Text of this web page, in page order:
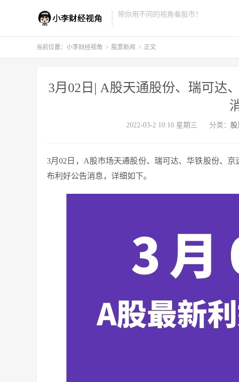
带你用不同的视角看股市！
当前位置： 小李财经视角 > 股票新闻 > 正文
3月02日| A股天通股份、瑞可达
2022-03-2 10:10 星期三 分类： 股
3月02日，A股市场天通股份、瑞可达、华铁股份、
布利好公告消息，详细如下。